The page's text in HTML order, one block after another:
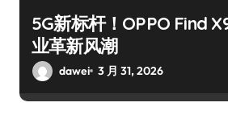
5G新标杆！OPPO Find
业革新风潮
dawei 3 月 31, 2026